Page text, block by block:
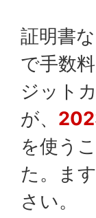
証明書
で手数
ジット
が、
を使う
た。ま
さい。